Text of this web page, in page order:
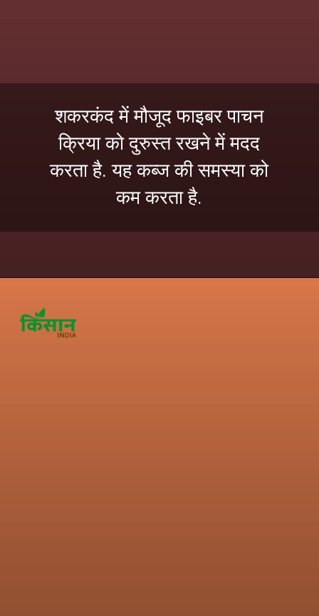
शकरकंद में मौजूद फाइबर पाचन
क्रिया को दुरुस्त रखने में मदद
करता है. यह कब्ज की समस्या को
कम करता है.